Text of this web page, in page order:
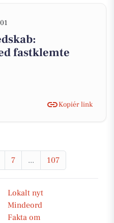
fastklemte
Kopiér link
7 ... 107
Lokalt nyt
Mindeord
Fakta om